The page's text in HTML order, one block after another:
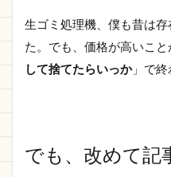
生ゴミ処理機、僕も昔は
た。でも、価格が高いこ
して捨てたらいっか」で終
でも、改めて記